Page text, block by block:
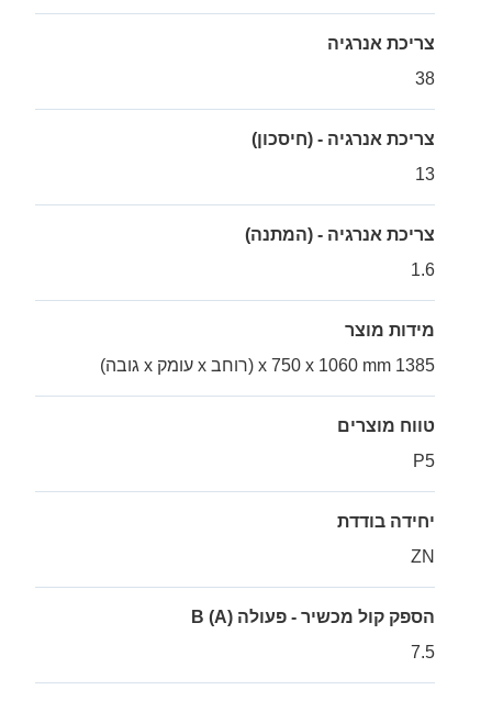
צריכת אנרגיה
38
צריכת אנרגיה - (חיסכון)
13
צריכת אנרגיה - (המתנה)
1.6
מידות מוצר
1385 x 750 x 1060 mm (רוחב x עומק x גובה)
טווח מוצרים
P5
יחידה בודדת
ZN
הספק קול מכשיר - פעולה B (A)
7.5